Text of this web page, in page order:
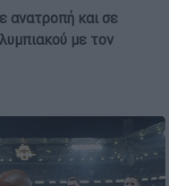
ανατροπή και σε
με τον